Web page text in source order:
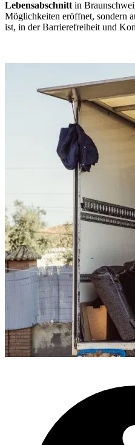
Lebensabschnitt in
Möglichkeiten eröffnet, sondern
ist, in der Barrierefreiheit und